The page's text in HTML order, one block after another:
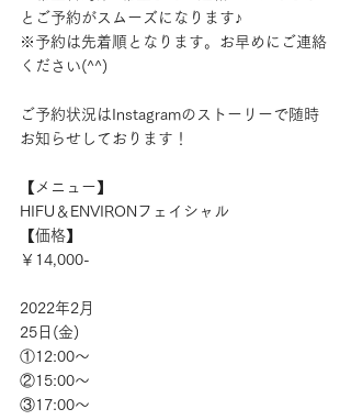
とご予約がスムーズになります♪
※予約は先着順となります。お早めにご連絡
ください(^^)
ご予約状況はInstagramのストーリーで随時
お知らせしております！
【メニュー】
HIFU＆ENVIRONフェイシャル
【価格】
￥14,000-
2022年2月
25日(金)
①12:00～
②15:00～
③17:00～